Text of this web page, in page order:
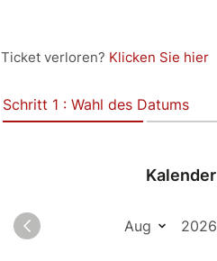
Ticket verloren? Klicken Sie hier
Schritt 1 : Wahl des Datums
Kalender